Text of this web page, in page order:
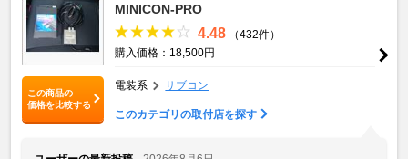
この商品の
価格を比較する
MINICON-PRO
4.48
（432件）
購入価格：18,500円
電装系 サブコン
このカテゴリの取付店を探す